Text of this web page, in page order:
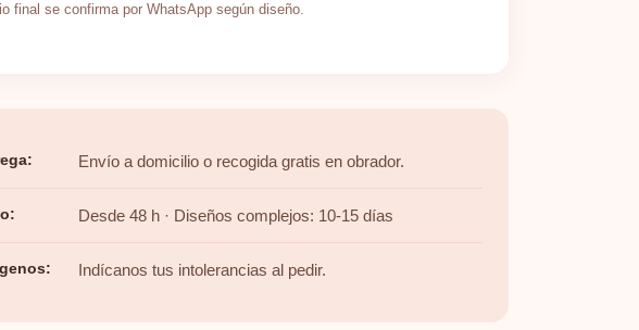
final se confirma por WhatsApp según diseño.
Envío a domicilio o recogida gratis en obrador.
Desde 48 h · Diseños complejos: 10-15 días
Indícanos tus intolerancias al pedir.